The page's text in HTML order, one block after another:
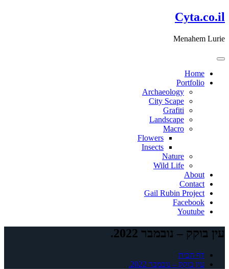
דלג
לתוכן
Cyta.co.il
Menahem Lurie
Home
Portfolio
Archaeology
City Scape
Grafiti
Landscape
Macro
Flowers
Insects
Nature
Wild Life
About
Contact
Gail Rubin Project
Facebook
Youtube
עין בוקק – נובמבר 2022.
דף הבית
עין בוקק – נובמבר 2022.